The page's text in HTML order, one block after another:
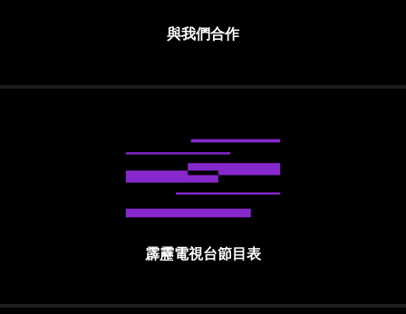
與我們合作
霹靂電視台節目表